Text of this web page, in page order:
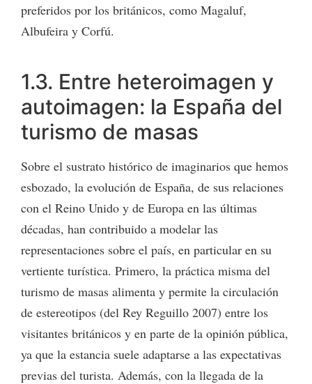
preferidos por los británicos, como Magaluf,
Albufeira y Corfú.
1.3. Entre heteroimagen y
autoimagen: la España del
turismo de masas
Sobre el sustrato histórico de imaginarios que hemos
esbozado, la evolución de España, de sus relaciones
con el Reino Unido y de Europa en las últimas
décadas, han contribuido a modelar las
representaciones sobre el país, en particular en su
vertiente turística. Primero, la práctica misma del
turismo de masas alimenta y permite la circulación
de estereotipos (del Rey Reguillo 2007) entre los
visitantes británicos y en parte de la opinión pública,
ya que la estancia suele adaptarse a las expectativas
previas del turista. Además, con la llegada de la